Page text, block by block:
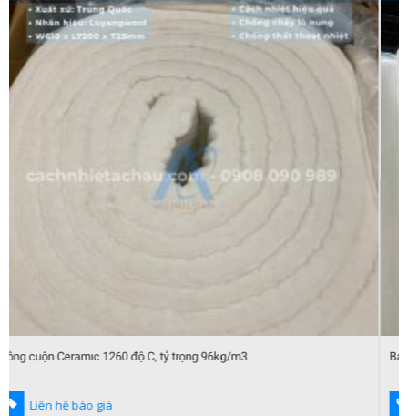
Bao bì xốp hơi chống trầy
Liên hệ báo giá